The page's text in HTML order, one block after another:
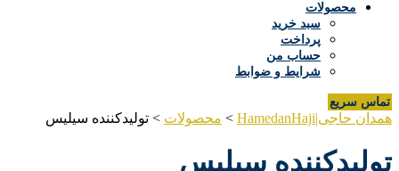
محصولات
سبد خرید
پرداخت
حساب من
شرایط و ضوابط
تماس سریع
همدان حاجی|HamedanHaji > محصولات > تولیدکننده سیلیس
تولیدکننده سیلیس